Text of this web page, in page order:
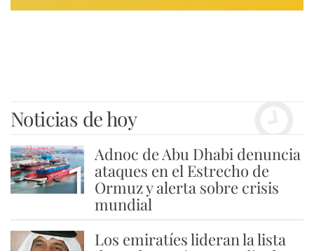
Noticias de hoy
1
Adnoc de Abu Dhabi denuncia
ataques en el Estrecho de
Ormuz y alerta sobre crisis
mundial
Los emiratíes lideran la lista